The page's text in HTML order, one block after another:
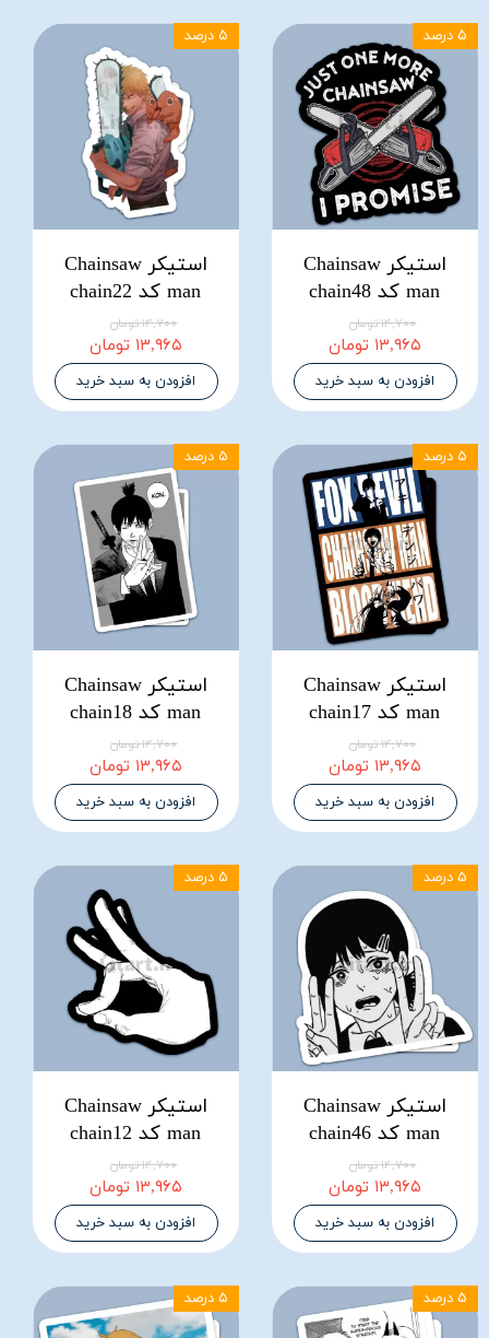
استیکر Chainsaw
man کد chain48
۱۴,۷۰۰ تومان
۱۳,۹۶۵ تومان
افزودن به سبد خرید
۵ درصد
استیکر Chainsaw
man کد chain22
۱۴,۷۰۰ تومان
۱۳,۹۶۵ تومان
افزودن به سبد خرید
۵ درصد
استیکر Chainsaw
man کد chain17
۱۴,۷۰۰ تومان
۱۳,۹۶۵ تومان
افزودن به سبد خرید
۵ درصد
استیکر Chainsaw
man کد chain18
۱۴,۷۰۰ تومان
۱۳,۹۶۵ تومان
افزودن به سبد خرید
۵ درصد
استیکر Chainsaw
man کد chain46
۱۴,۷۰۰ تومان
۱۳,۹۶۵ تومان
افزودن به سبد خرید
۵ درصد
استیکر Chainsaw
man کد chain12
۱۴,۷۰۰ تومان
۱۳,۹۶۵ تومان
افزودن به سبد خرید
۵ درصد
۵ درصد ۵ درصد